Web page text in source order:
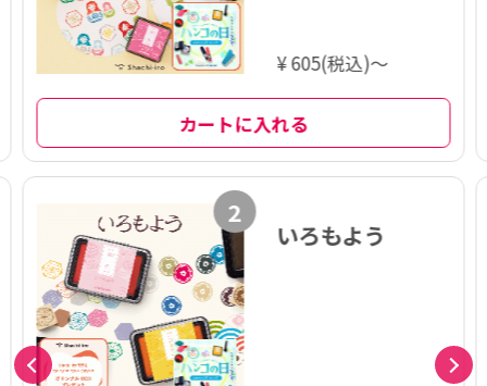
¥ 605(税込)～
カートに入れる
2
いろもよう